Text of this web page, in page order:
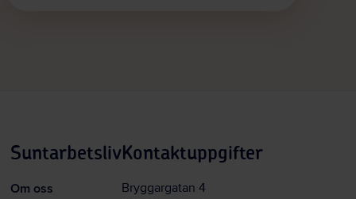
Suntarbetsliv
Om oss
Kontaktuppgifter
Bryggargatan 4